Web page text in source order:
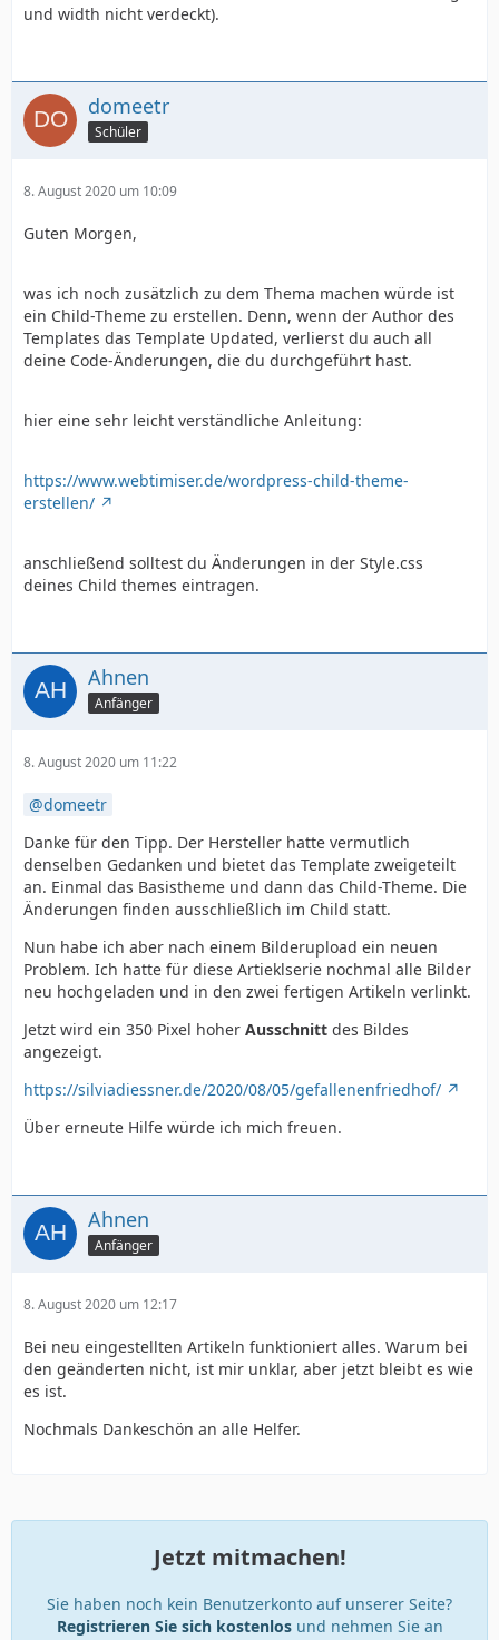
und width nicht verdeckt).
domeetr
Schüler
8. August 2020 um 10:09
Guten Morgen,
was ich noch zusätzlich zu dem Thema machen würde ist
ein Child-Theme zu erstellen. Denn, wenn der Author des
Templates das Template Updated, verlierst du auch all
deine Code-Änderungen, die du durchgeführt hast.
hier eine sehr leicht verständliche Anleitung:
https://www.webtimiser.de/wordpress-child-theme-
erstellen/
anschließend solltest du Änderungen in der Style.css
deines Child themes eintragen.
Ahnen
Anfänger
8. August 2020 um 11:22
domeetr
Danke für den Tipp. Der Hersteller hatte vermutlich
denselben Gedanken und bietet das Template zweigeteilt
an. Einmal das Basistheme und dann das Child-Theme. Die
Änderungen finden ausschließlich im Child statt.
Nun habe ich aber nach einem Bilderupload ein neuen
Problem. Ich hatte für diese Artieklserie nochmal alle Bilder
neu hochgeladen und in den zwei fertigen Artikeln verlinkt.
Jetzt wird ein 350 Pixel hoher Ausschnitt des Bildes
angezeigt.
https://silviadiessner.de/2020/08/05/gefallenenfriedhof/
Über erneute Hilfe würde ich mich freuen.
Ahnen
Anfänger
8. August 2020 um 12:17
Bei neu eingestellten Artikeln funktioniert alles. Warum bei
den geänderten nicht, ist mir unklar, aber jetzt bleibt es wie
es ist.
Nochmals Dankeschön an alle Helfer.
Jetzt mitmachen!
Sie haben noch kein Benutzerkonto auf unserer Seite?
Registrieren Sie sich kostenlosund nehmen Sie an